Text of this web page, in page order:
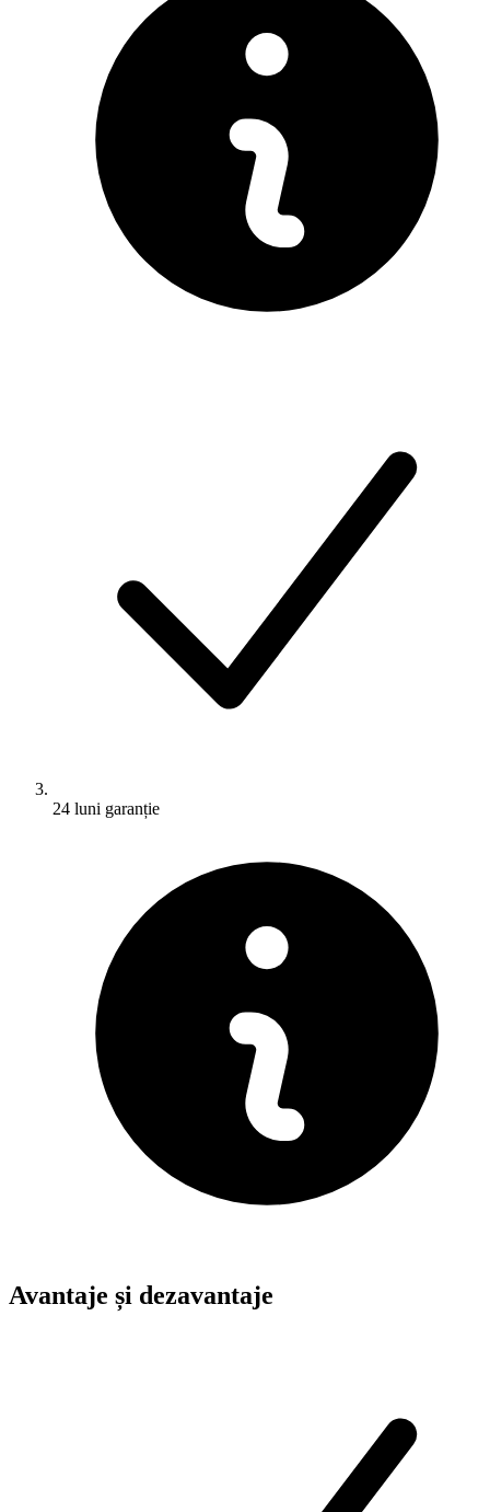
24 luni garanție
Avantaje și dezavantaje